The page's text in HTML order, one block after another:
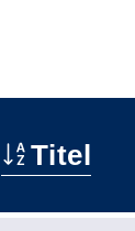
Titel